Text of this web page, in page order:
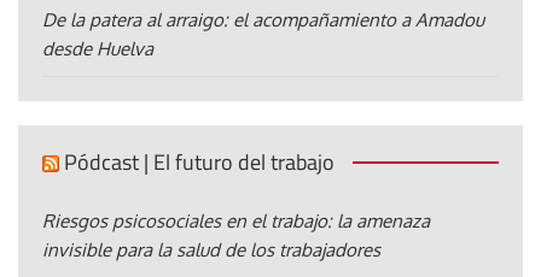
De la patera al arraigo: el acompañamiento a Amadou
desde Huelva
Pódcast | El futuro del trabajo
Riesgos psicosociales en el trabajo: la amenaza
invisible para la salud de los trabajadores